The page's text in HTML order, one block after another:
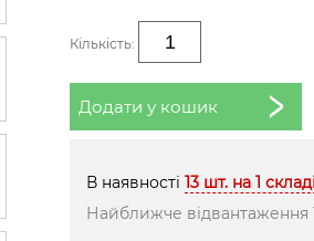
Кількість:
Додати у кошик
В наявності 13 шт. на 1
Найближче відвантаження